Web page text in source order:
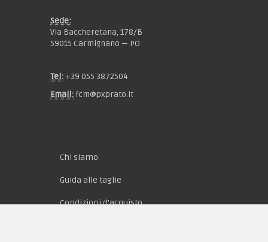
Sede:
Via Baccheretana, 178/B
59015 Carmignano — PO
Tel: +39 055 3872504
Email: fcm@pxprato.it
Chi siamo
Guida alle taglie
Condizioni d'acquisto